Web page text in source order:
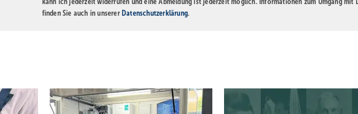
finden Sie auch in unserer Datenschutzerklärung.